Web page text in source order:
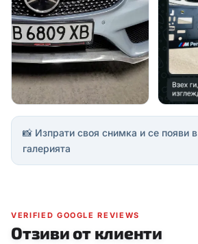
📸 Изпрати своя снимка и се появи в
галерията
VERIFIED GOOGLE REVIEWS
Отзиви от клиенти